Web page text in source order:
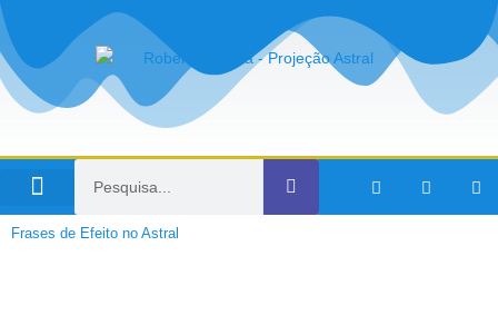
Frases de Efeito no Astral